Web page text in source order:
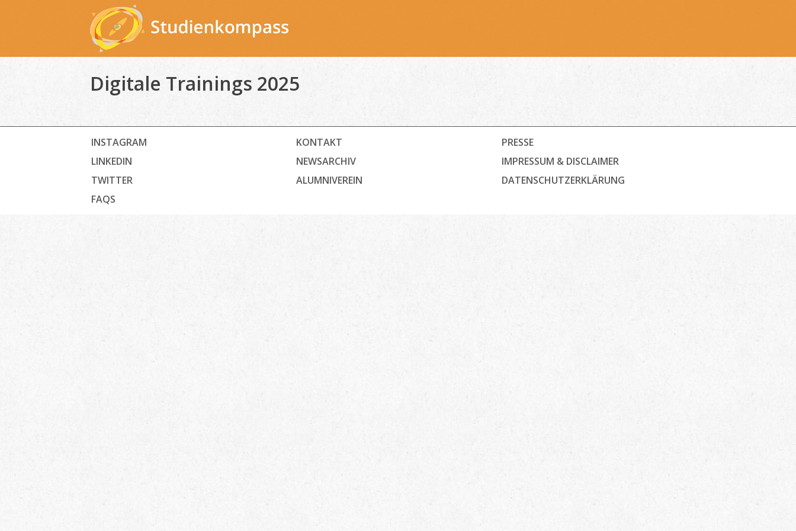
Digitale Trainings 2025
INSTAGRAM
LINKEDIN
TWITTER
FAQS
KONTAKT
NEWSARCHIV
ALUMNIVEREIN
PRESSE
IMPRESSUM & DISCLAIMER
DATENSCHUTZ­ERKLÄRUNG